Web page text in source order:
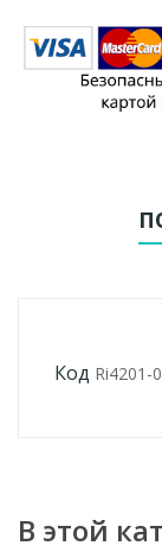
Код Ri4201-
В этой